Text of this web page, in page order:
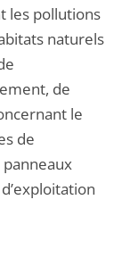
les pollutions
naturels
de
le
de